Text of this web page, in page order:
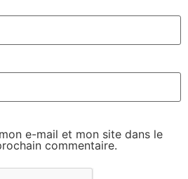
e-mail et mon site dans le
commentaire.